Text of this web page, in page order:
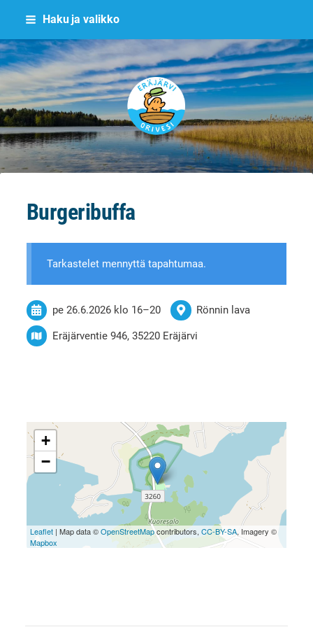
Siirry
sisältöön
Haku ja valikko
Eräjärvi
Burgeribuffa
Tarkastelet mennyttä tapahtumaa.
pe 26.6.2026 klo 16–20 Rönnin lava
Eräjärventie 946, 35220 Eräjärvi
+
−
Leaflet| Map data ©OpenStreetMapcontributors, CC-BY-SA, Imagery ©
Mapbox